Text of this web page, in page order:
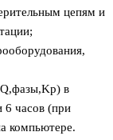
цепям и
в
6 часов (при
компьютере.